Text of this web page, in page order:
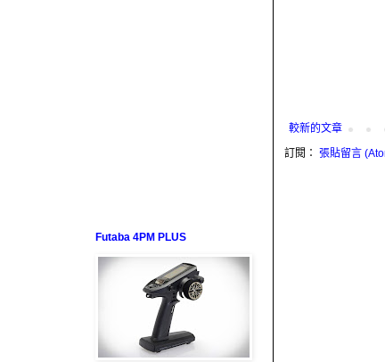
較新的文章
訂閱： 張貼留言
Futaba 4PM PLUS